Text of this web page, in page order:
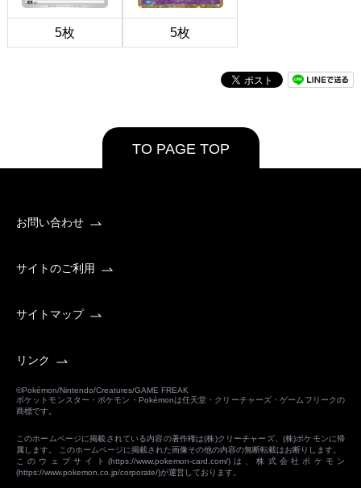
5枚 5枚
TO PAGE TOP
お問い合わせ
サイトのご利用
サイトマップ
リンク
©Pokémon/Nintendo/Creatures/GAME FREAK
ポケットモンスター・ポケモン・Pokémonは任天堂・クリーチャーズ・ゲームフリークの
商標です。
このホームページに掲載されている内容の著作権は(株)クリーチャーズ、(株)ポケモンに帰
属します。 このホームページに掲載された画像その他の内容の無断転載はお断りします。
このウェブサイト(https://www.pokemon-card.com/)は、株式会社ポケモン
(https://www.pokemon.co.jp/corporate/)が運営しております。